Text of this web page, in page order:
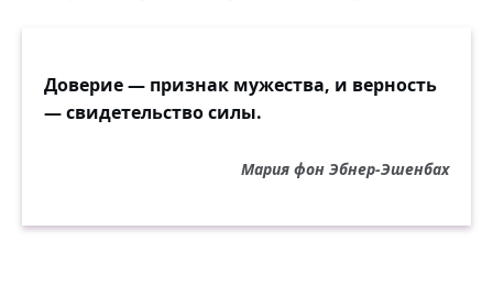
Доверие — признак мужества, и верность
— свидетельство силы.
Мария фон Эбнер-Эшенбах